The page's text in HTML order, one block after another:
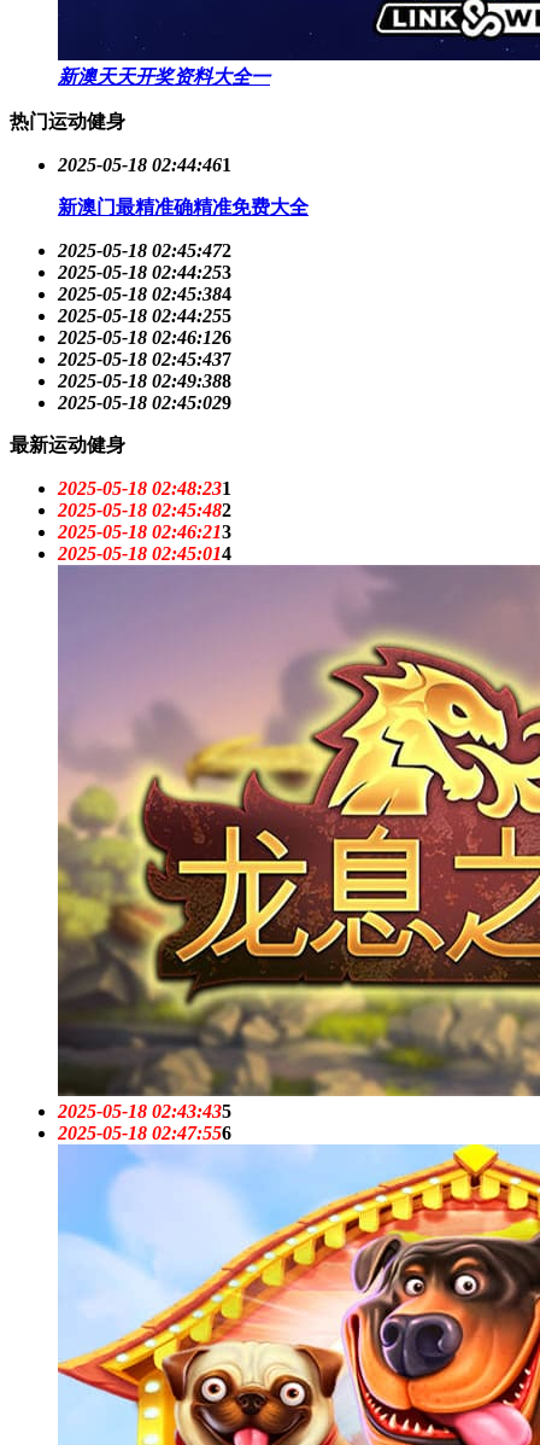
新澳天天开奖资料大全一
热门运动健身
2025-05-18 02:44:461
新澳门最精准确精准免费大全
2025-05-18 02:45:472
2025-05-18 02:44:253
2025-05-18 02:45:384
2025-05-18 02:44:255
2025-05-18 02:46:126
2025-05-18 02:45:437
2025-05-18 02:49:388
2025-05-18 02:45:029
最新运动健身
2025-05-18 02:48:231
2025-05-18 02:45:482
2025-05-18 02:46:213
2025-05-18 02:45:014
2025-05-18 02:43:435
2025-05-18 02:47:556